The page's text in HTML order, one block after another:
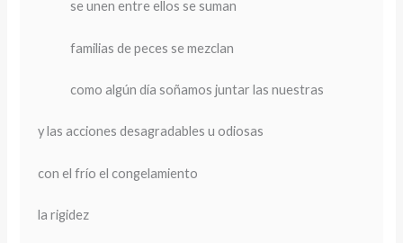
se unen entre ellos se suman
familias de peces se mezclan
como algún día soñamos juntar las nuestras
y las acciones desagradables u odiosas
con el frío el congelamiento
la rigidez